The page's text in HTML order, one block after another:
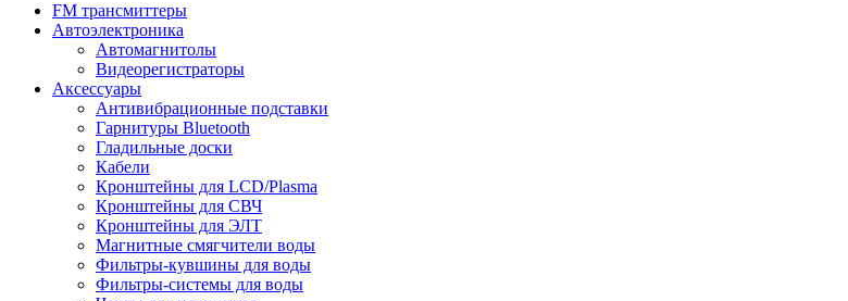
FM трансмиттеры
Автоэлектроника
Автомагнитолы
Видеорегистраторы
Аксессуары
Антивибрационные подставки
Гарнитуры Bluetooth
Гладильные доски
Кабели
Кронштейны для LCD/Plasma
Кронштейны для СВЧ
Кронштейны для ЭЛТ
Магнитные смягчители воды
Фильтры-кувшины для воды
Фильтры-системы для воды